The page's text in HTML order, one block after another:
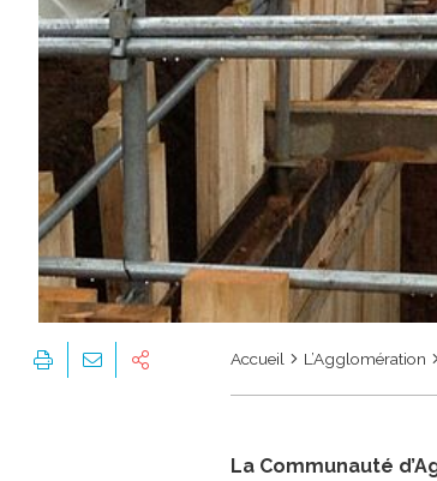
Accueil L’Agglomération
La Communauté